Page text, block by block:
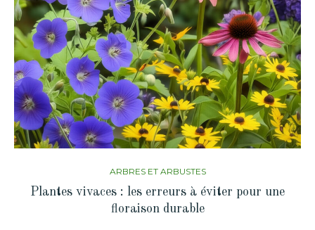
ARBRES ET ARBUSTES
Plantes vivaces : les erreurs à éviter pour une
floraison durable